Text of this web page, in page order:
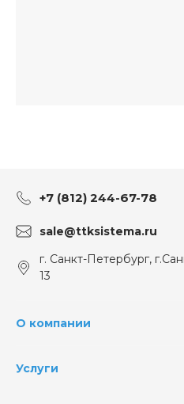
+7 (812) 244-67-78
sale@ttksistema.ru
г. Санкт-Петербург,
13
О компании
Услуги